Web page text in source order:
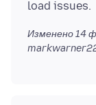
Изменено14